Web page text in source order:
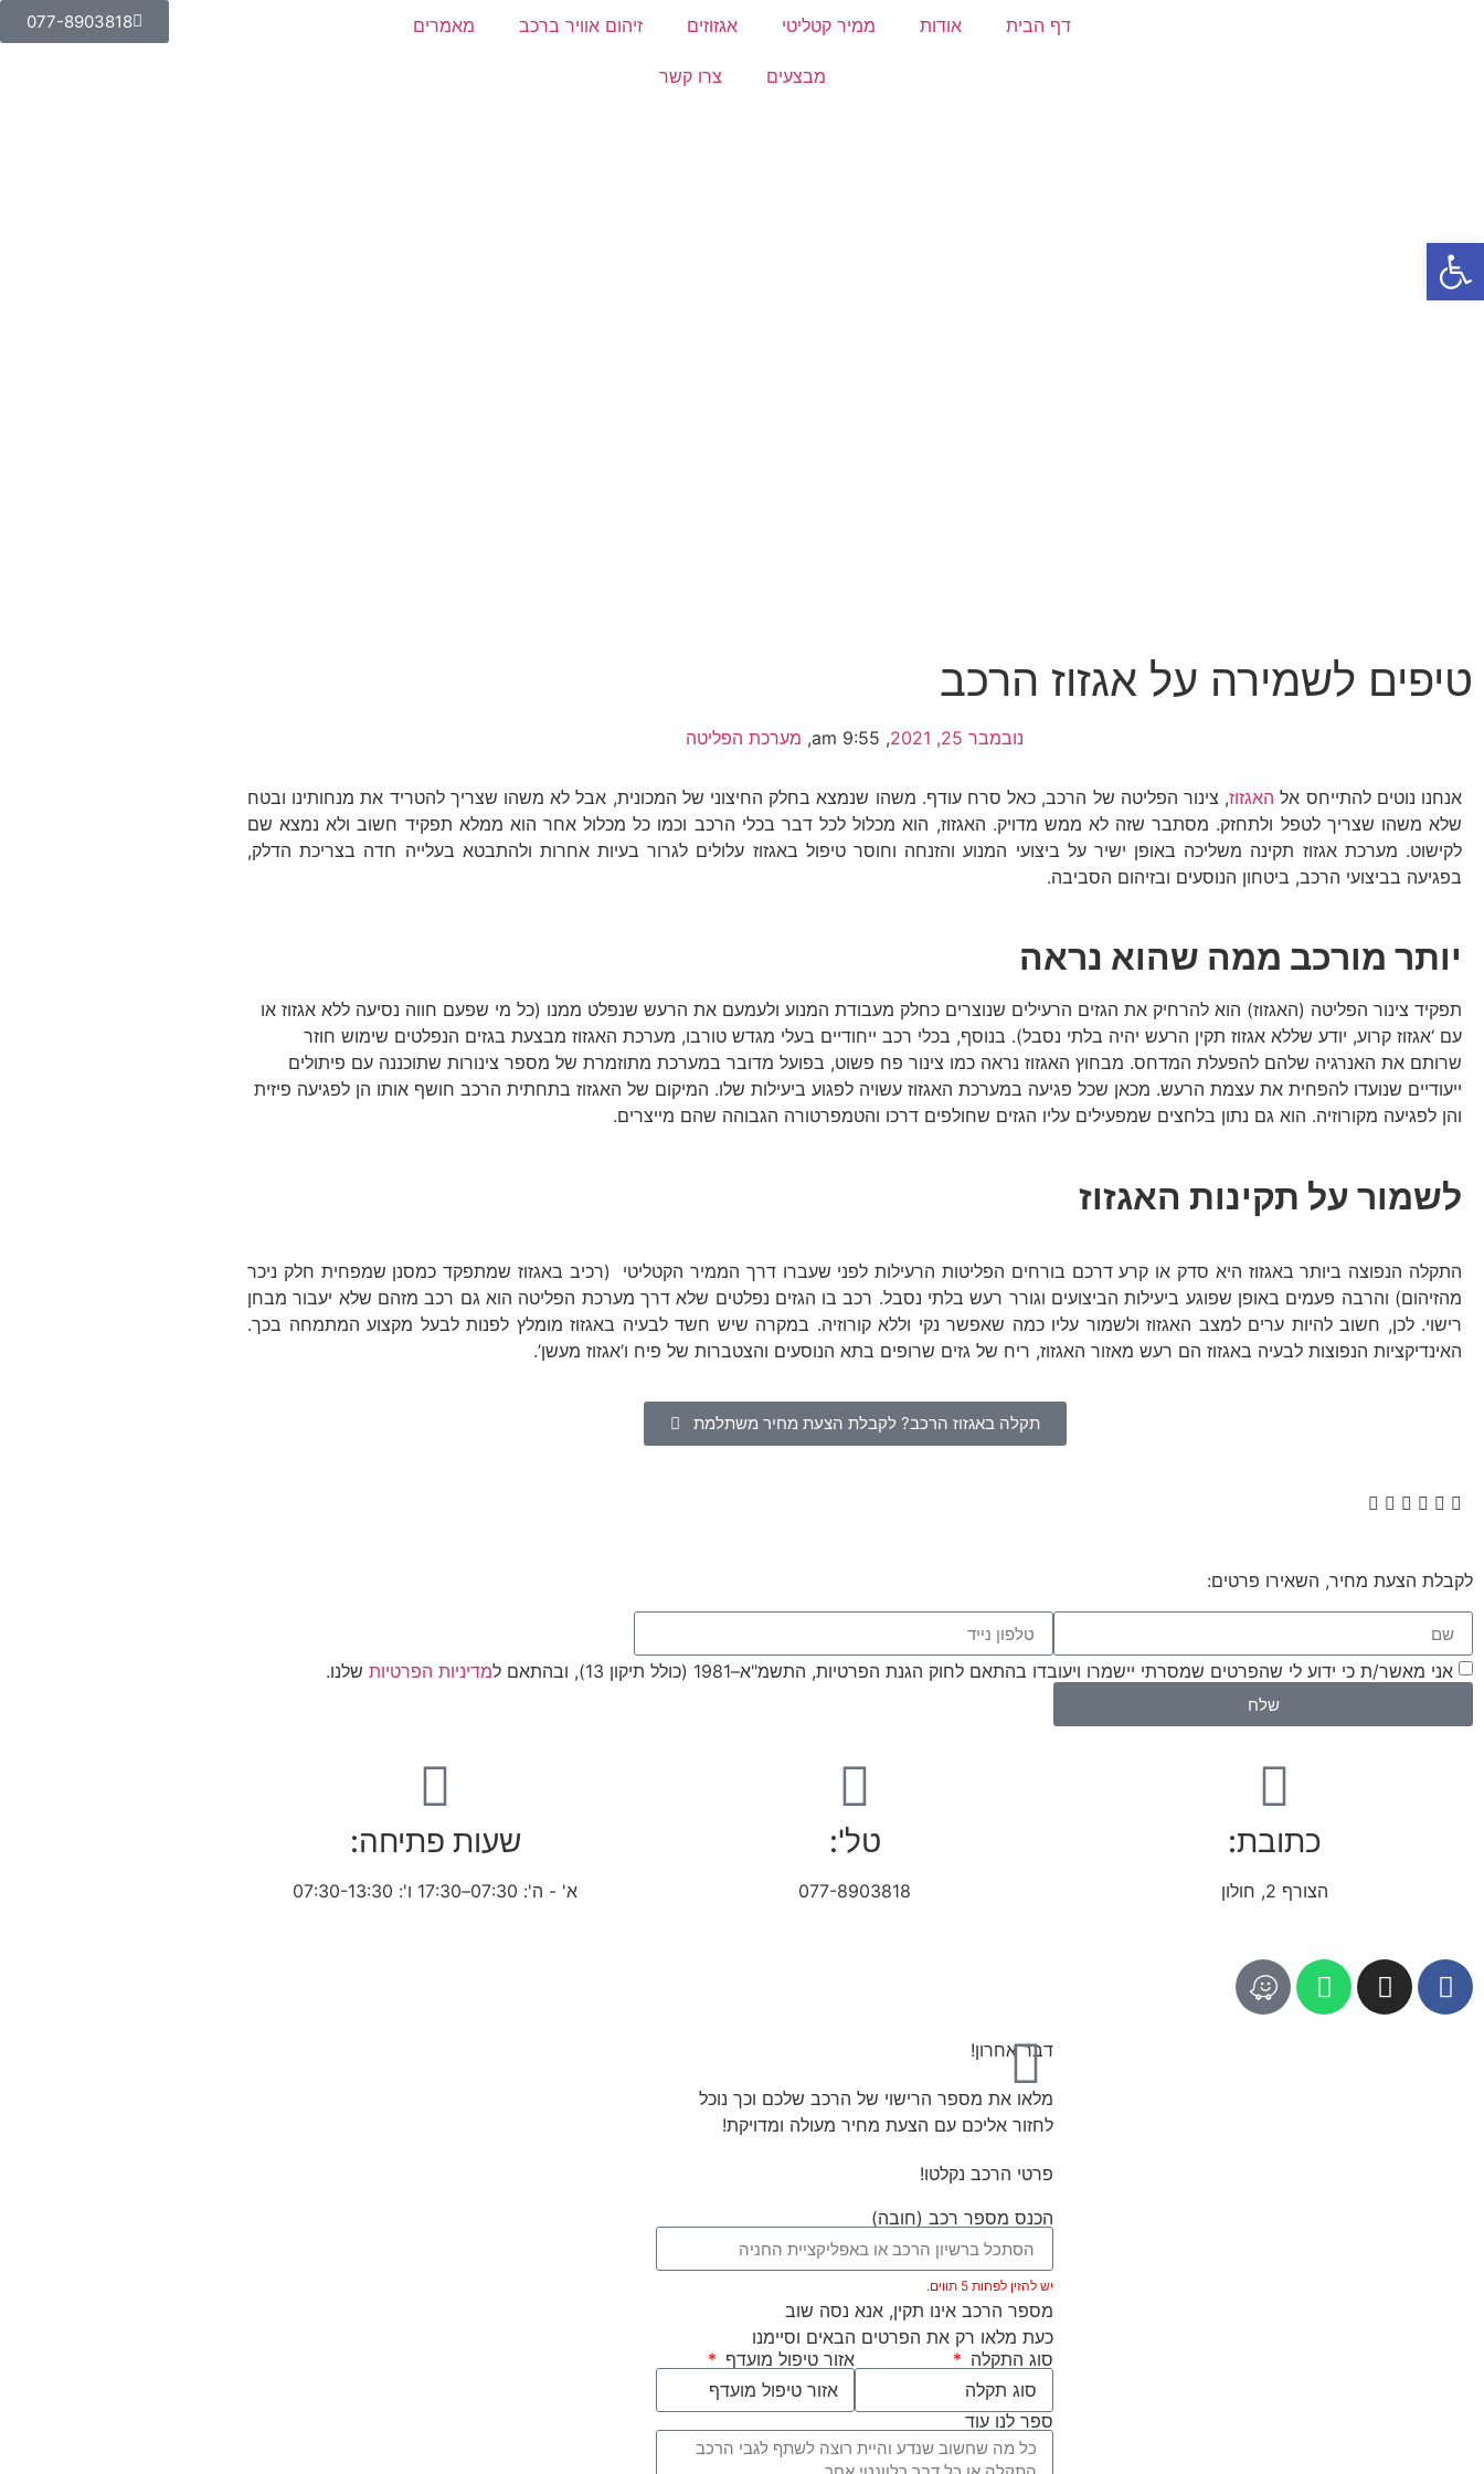
דף הבית אודות ממיר קטליטי אגזוזים זיהום אוויר ברכב מאמרים
מבצעים צרו קשר
077-8903818
טיפים לשמירה על אגזוז הרכב
נובמבר 25, 2021 ,
9:55 am
, מערכת הפליטה
אנחנו נוטים להתייחס אל האגזוז, צינור הפליטה של הרכב, כאל סרח עודף. משהו שנמצא בחלק החיצוני של המכונית, אבל לא משהו שצריך להטריד את מנחותינו ובטח
שלא משהו שצריך לטפל ולתחזק. מסתבר שזה לא ממש מדויק. האגזוז, הוא מכלול לכל דבר בכלי הרכב וכמו כל מכלול אחר הוא ממלא תפקיד חשוב ולא נמצא שם
לקישוט. מערכת אגזוז תקינה משליכה באופן ישיר על ביצועי המנוע והזנחה וחוסר טיפול באגזוז עלולים לגרור בעיות אחרות ולהתבטא בעלייה חדה בצריכת הדלק,
בפגיעה בביצועי הרכב, ביטחון הנוסעים ובזיהום הסביבה.
יותר מורכב ממה שהוא נראה
תפקיד צינור הפליטה (האגזוז) הוא להרחיק את הגזים הרעילים שנוצרים כחלק מעבודת המנוע ולעמעם את הרעש שנפלט ממנו (כל מי שפעם חווה נסיעה ללא אגזוז או
עם ‘אגזוז קרוע, יודע שללא אגזוז תקין הרעש יהיה בלתי נסבל). בנוסף, בכלי רכב ייחודיים בעלי מגדש טורבו, מערכת האגזוז מבצעת בגזים הנפלטים שימוש חוזר
שרותם את האנרגיה שלהם להפעלת המדחס. מבחוץ האגזוז נראה כמו צינור פח פשוט, בפועל מדובר במערכת מתוזמרת של מספר צינורות שתוכננה עם פיתולים
ייעודיים שנועדו להפחית את עצמת הרעש. מכאן שכל פגיעה במערכת האגזוז עשויה לפגוע ביעילות שלו. המיקום של האגזוז בתחתית הרכב חושף אותו הן לפגיעה פיזית
והן לפגיעה מקורוזיה. הוא גם נתון בלחצים שמפעילים עליו הגזים שחולפים דרכו והטמפרטורה הגבוהה שהם מייצרים.
לשמור על תקינות האגזוז
התקלה הנפוצה ביותר באגזוז היא סדק או קרע דרכם בורחים הפליטות הרעילות לפני שעברו דרך הממיר הקטליטי (רכיב באגזוז שמתפקד כמסנן שמפחית חלק ניכר
מהזיהום) והרבה פעמים באופן שפוגע ביעילות הביצועים וגורר רעש בלתי נסבל. רכב בו הגזים נפלטים שלא דרך מערכת הפליטה הוא גם רכב מזהם שלא יעבור מבחן
רישוי. לכן, חשוב להיות ערים למצב האגזוז ולשמור עליו כמה שאפשר נקי וללא קורוזיה. במקרה שיש חשד לבעיה באגזוז מומלץ לפנות לבעל מקצוע המתמחה בכך.
האינדיקציות הנפוצות לבעיה באגזוז הם רעש מאזור האגזוז, ריח של גזים שרופים בתא הנוסעים והצטברות של פיח ו’אגזוז מעשן’.
תקלה באגזוז הרכב? לקבלת הצעת מחיר משתלמת
לקבלת הצעת מחיר, השאירו פרטים:
אני מאשר/ת כי ידוע לי שהפרטים שמסרתי יישמרו ויעובדו בהתאם לחוק הגנת הפרטיות, התשמ"א–1981 (כולל תיקון 13), ובהתאם ל מדיניות הפרטיות שלנו.
שלח
כתובת:
הצורף 2, חולון
טל':
077-8903818
שעות פתיחה:
א' - ה': 07:30–17:30 ו': 07:30-13:30
דבר אחרון!
מלאו את מספר הרישוי של הרכב שלכם וכך נוכל
לחזור אליכם עם הצעת מחיר מעולה ומדויקת!
פרטי הרכב נקלטו!
הכנס מספר רכב (חובה)
יש להזין לפחות 5 תווים.
מספר הרכב אינו תקין, אנא נסה שוב
כעת מלאו רק את הפרטים הבאים וסיימנו
סוג התקלה
אזור טיפול מועדף
ספר לנו עוד
פתח סרגל נגישות